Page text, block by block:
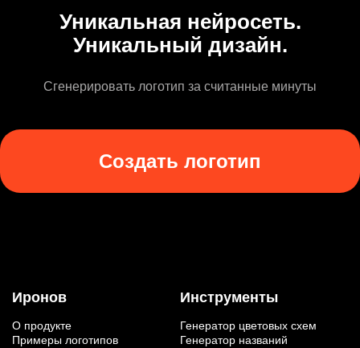
Уникальная нейросеть.
Уникальный дизайн.
Сгенерировать логотип за считанные минуты
Создать логотип
Иронов
О продукте
Примеры логотипов
Инструменты
Генератор цветовых схем
Генератор названий